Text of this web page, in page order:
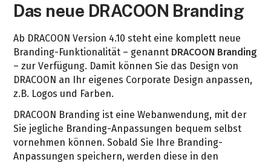
Das neue DRACOON Branding
Ab DRACOON Version 4.10 steht eine komplett neue
Branding-Funktionalität – genannt DRACOON Branding
– zur Verfügung. Damit können Sie das Design von
DRACOON an Ihr eigenes Corporate Design anpassen,
z.B. Logos und Farben.
DRACOON Branding ist eine Webanwendung, mit der
Sie jegliche Branding-Anpassungen bequem selbst
vornehmen können. Sobald Sie Ihre Branding-
Anpassungen speichern, werden diese in den